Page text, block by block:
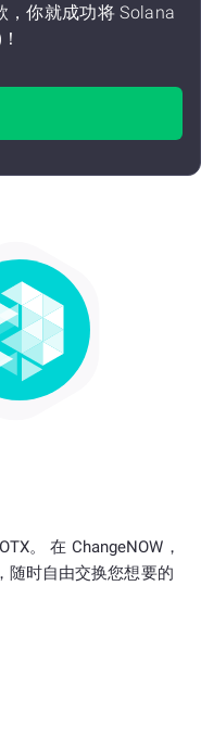
，你就成功将 Solana
。 在 ChangeNOW，
随时自由交换您想要的